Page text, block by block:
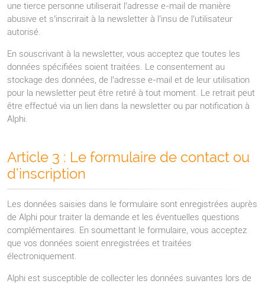
une tierce personne utiliserait l’adresse e-mail de manière
abusive et s’inscrirait à la newsletter à l’insu de l’utilisateur
autorisé.
En souscrivant à la newsletter, vous acceptez que toutes les
données spécifiées soient traitées. Le consentement au
stockage des données, de l’adresse e-mail et de leur utilisation
pour la newsletter peut être retiré à tout moment. Le retrait peut
être effectué via un lien dans la newsletter ou par notification à
Alphi.
Article 3 : Le formulaire de contact ou
d’inscription
Les données saisies dans le formulaire sont enregistrées auprès
de Alphi pour traiter la demande et les éventuelles questions
complémentaires. En soumettant le formulaire, vous acceptez
que vos données soient enregistrées et traitées
électroniquement.
Alphi est susceptible de collecter les données suivantes lors de